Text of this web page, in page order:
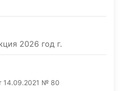
2026 год г.
14.09.2021 № 80